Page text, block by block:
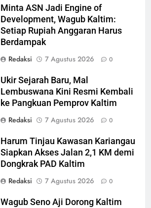
Minta ASN Jadi Engine of
Development, Wagub Kaltim:
Setiap Rupiah Anggaran Harus
Berdampak
Redaksi
7 Agustus 2026 0
Ukir Sejarah Baru, Mal
Lembuswana Kini Resmi Kembali
ke Pangkuan Pemprov Kaltim
Redaksi
7 Agustus 2026 0
Harum Tinjau Kawasan Kariangau
Siapkan Akses Jalan 2,1 KM demi
Dongkrak PAD Kaltim
Redaksi
7 Agustus 2026 0
Wagub Seno Aji Dorong Kaltim